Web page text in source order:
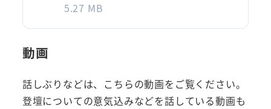
5.27 MB
動画
話しぶりなどは、こちらの動画をご覧ください。
登壇についての意気込みなどを話している動画も